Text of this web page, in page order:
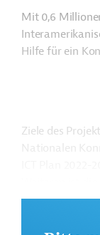
Mit 0,6
Hilfe für ein
Ziele des
Nationalen
Fokus auf die